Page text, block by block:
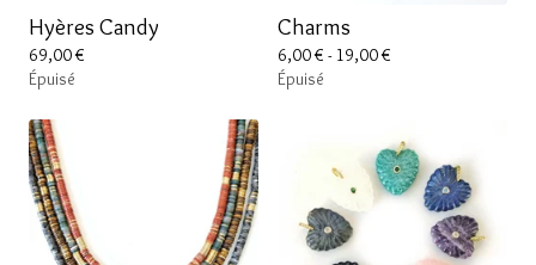
Hyères Candy
69,00€
Épuisé
Charms
6,00€ - 19,00€
Épuisé